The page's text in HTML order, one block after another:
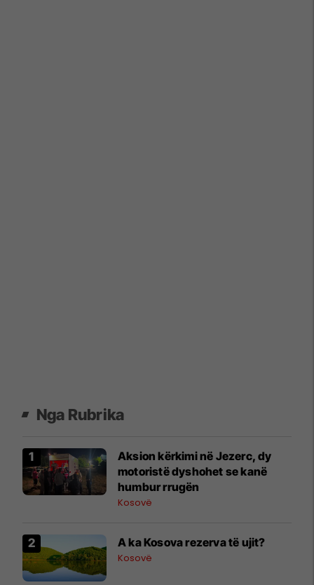
Nga Rubrika
Aksion kërkimi në Jezerc, dy
motoristë dyshohet se kanë
humbur rrugën
Kosovë
A ka Kosova rezerva të ujit?
Kosovë